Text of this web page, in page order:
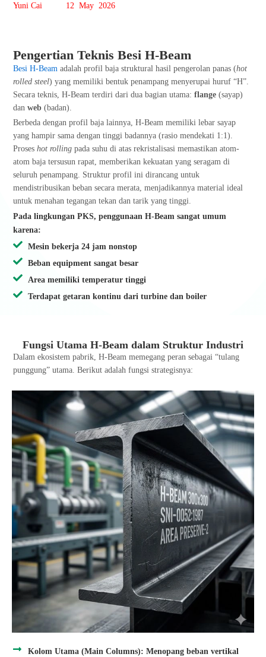
Yuni Cai 12 May 2026
Pengertian Teknis Besi H-Beam
Besi H-Beam adalah profil baja struktural hasil pengerolan panas (hot
rolled steel) yang memiliki bentuk penampang menyerupai huruf “H”.
Secara teknis, H-Beam terdiri dari dua bagian utama: flange (sayap)
dan web (badan).
Berbeda dengan profil baja lainnya, H-Beam memiliki lebar sayap
yang hampir sama dengan tinggi badannya (rasio mendekati 1:1).
Proses hot rolling pada suhu di atas rekristalisasi memastikan atom-
atom baja tersusun rapat, memberikan kekuatan yang seragam di
seluruh penampang. Struktur profil ini dirancang untuk
mendistribusikan beban secara merata, menjadikannya material ideal
untuk menahan tegangan tekan dan tarik yang tinggi.
Pada lingkungan PKS, penggunaan H-Beam sangat umum
karena:
Mesin bekerja 24 jam nonstop
Beban equipment sangat besar
Area memiliki temperatur tinggi
Terdapat getaran kontinu dari turbine dan boiler
Fungsi Utama H-Beam dalam Struktur Industri
Dalam ekosistem pabrik, H-Beam memegang peran sebagai “tulang
punggung” utama. Berikut adalah fungsi strategisnya:
Kolom Utama (Main Columns): Menopang beban vertikal